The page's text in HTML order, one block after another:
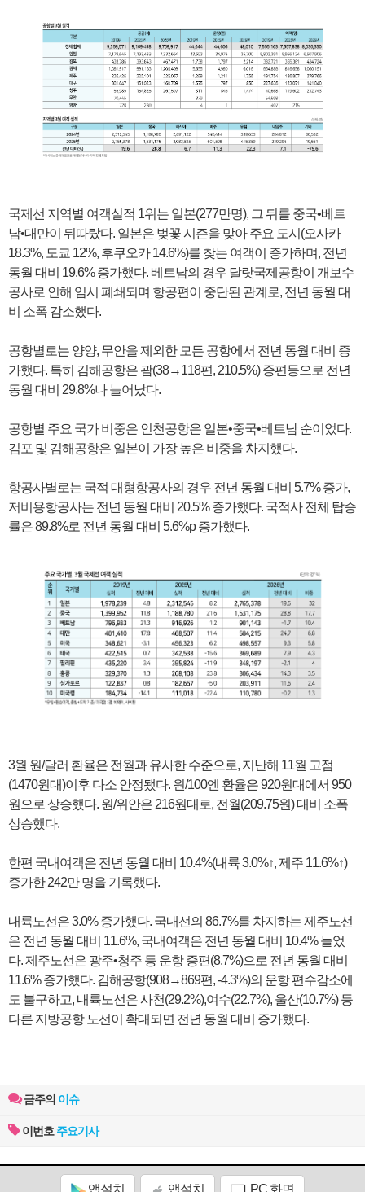
국제선 지역별 여객실적 1위는 일본(277만명), 그 뒤를 중국•베트
남•대만이 뒤따랐다. 일본은 벚꽃 시즌을 맞아 주요 도시(오사카
18.3%, 도쿄 12%, 후쿠오카 14.6%)를 찾는 여객이 증가하며, 전년
동월 대비 19.6% 증가했다. 베트남의 경우 달랏국제공항이 개보수
공사로 인해 임시 폐쇄되며 항공편이 중단된 관계로, 전년 동월 대
비 소폭 감소했다.
공항별로는 양양, 무안을 제외한 모든 공항에서 전년 동월 대비 증
가했다. 특히 김해공항은 괌(38→118편, 210.5%) 증편등으로 전년
동월 대비 29.8%나 늘어났다.
공항별 주요 국가 비중은 인천공항은 일본•중국•베트남 순이었다.
김포 및 김해공항은 일본이 가장 높은 비중을 차지했다.
항공사별로는 국적 대형항공사의 경우 전년 동월 대비 5.7% 증가,
저비용항공사는 전년 동월 대비 20.5% 증가했다. 국적사 전체 탑승
률은 89.8%로 전년 동월 대비 5.6%p 증가했다.
3월 원/달러 환율은 전월과 유사한 수준으로, 지난해 11월 고점
(1470원대)이후 다소 안정됐다. 원/100엔 환율은 920원대에서 950
원으로 상승했다. 원/위안은 216원대로, 전월(209.75원) 대비 소폭
상승했다.
한편 국내여객은 전년 동월 대비 10.4%(내륙 3.0%↑, 제주 11.6%↑)
증가한 242만 명을 기록했다.
내륙노선은 3.0% 증가했다. 국내선의 86.7%를 차지하는 제주노선
은 전년 동월 대비 11.6%, 국내여객은 전년 동월 대비 10.4% 늘었
다. 제주노선은 광주•청주 등 운항 증편(8.7%)으로 전년 동월 대비
11.6% 증가했다. 김해공항(908→869편, -4.3%)의 운항 편수감소에
도 불구하고, 내륙노선은 사천(29.2%),여수(22.7%), 울산(10.7%) 등
다른 지방공항 노선이 확대되면 전년 동월 대비 증가했다.
금주의 이슈
이번호 주요기사
앱설치 앱설치 PC 화면